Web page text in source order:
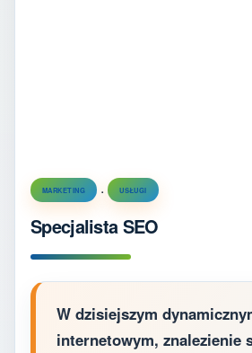
MARKETING . USŁUGI
Specjalista SEO
W dzisiejszym
internetowym, znalezienie